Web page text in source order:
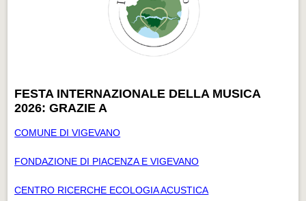
FESTA INTERNAZIONALE DELLA MUSICA
2026: GRAZIE A
COMUNE DI VIGEVANO
FONDAZIONE DI PIACENZA E VIGEVANO
CENTRO RICERCHE ECOLOGIA ACUSTICA